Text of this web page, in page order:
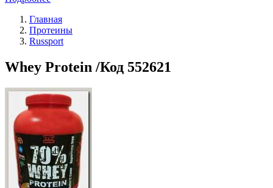
Главная
Протеины
Russport
Whey Protein /Код 552621